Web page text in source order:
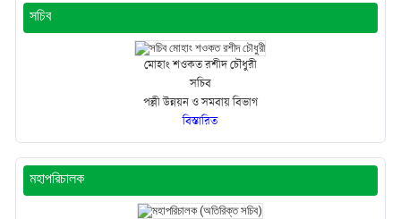
সচিব
মোহাং শওকত রশীদ চৌধুরী
সচিব
পল্লী উন্নয়ন ও সমবায় বিভাগ
বিস্তারিত
মহাপরিচালক